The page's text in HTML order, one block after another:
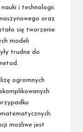
i technologii.
oraz
się tworzenie
modeli
trudne do
ogromnych
możliwe jest